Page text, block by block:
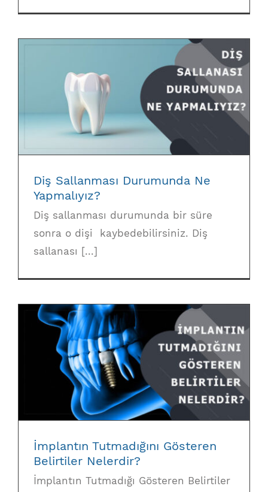
Diş Sallanması Durumunda Ne
Yapmalıyız?
Diş Sallanması Durumunda Ne
Yapmalıyız?
Diş sallanması durumunda bir süre
sonra o dişi kaybedebilirsiniz. Diş
sallanası [...]
İmplantın Tutmadığını Gösteren Belirtiler
Nelerdir?
İmplantın Tutmadığını Gösteren
Belirtiler Nelerdir?
İmplantın Tutmadığı Gösteren Belirtiler